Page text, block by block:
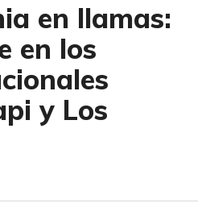
en llamas:
en los
y Los